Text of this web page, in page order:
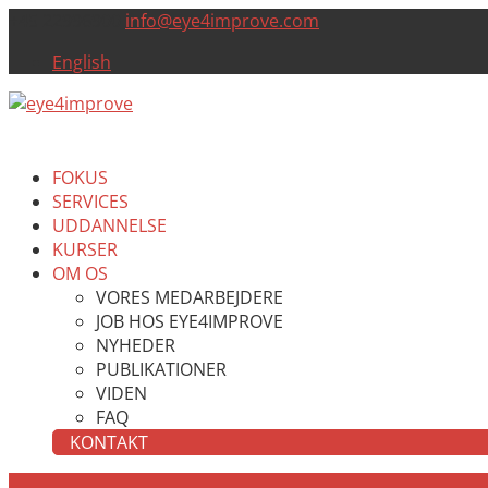
info@eye4improve.com
English
FOKUS
SERVICES
UDDANNELSE
KURSER
OM OS
VORES MEDARBEJDERE
JOB HOS EYE4IMPROVE
NYHEDER
PUBLIKATIONER
VIDEN
FAQ
KONTAKT